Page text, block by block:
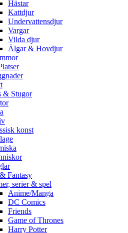
Hästar
Kattdjur
Undervattensdjur
Vargar
Vilda djur
Älgar & Hovdjur
& Stugor
konst
Fantasy
serier & spel
Anime/Manga
DC Comics
Friends
Game of Thrones
Harry Potter